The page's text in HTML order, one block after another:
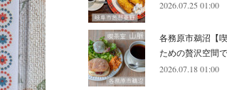
(7)
(10)
(6)
(6)
(8)
(8)
(9)
(9)
(7)
(11)
(13)
(8)
(6)
(12)
2026.07.25 01:00
各務原市鵜沼【
ための贅沢空間
2026.07.18 01:00